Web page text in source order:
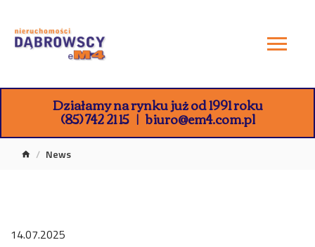
Działamy na rynku już od 1991 roku
(85) 742 21 15 biuro@em4.com.pl
News
14.07.2025